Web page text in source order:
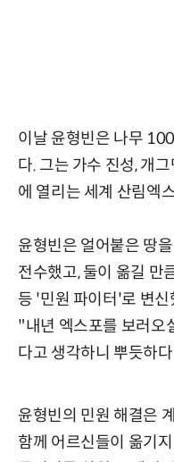
이날 윤형빈은 나무
다. 그는 가수 진성, 개
에 열리는 세계 산림엑
윤형빈은 얼어붙은 땅
전수했고, 둘이 옮길 만
등 '민원 파이터'로 변
"내년 엑스포를 보러오
다고 생각하니 뿌듯하
윤형빈의 민원 해결은
함께 어르신들이 옮기